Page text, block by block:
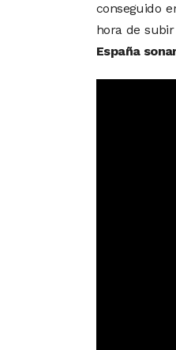
conseguido
hora de
España